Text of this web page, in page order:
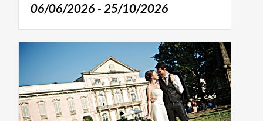
06/06/2026 - 25/10/2026